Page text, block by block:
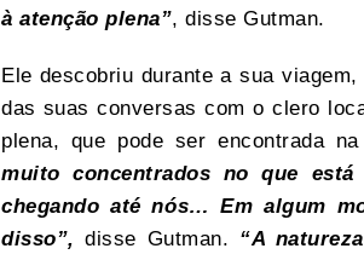
à atenção plena”, disse Gutman.
Ele descobriu durante a sua
das suas conversas com o clero
plena, que pode ser encontrada
muito concentrados no que
chegando até nós… Em algum
disso”, disse Gutman. “A